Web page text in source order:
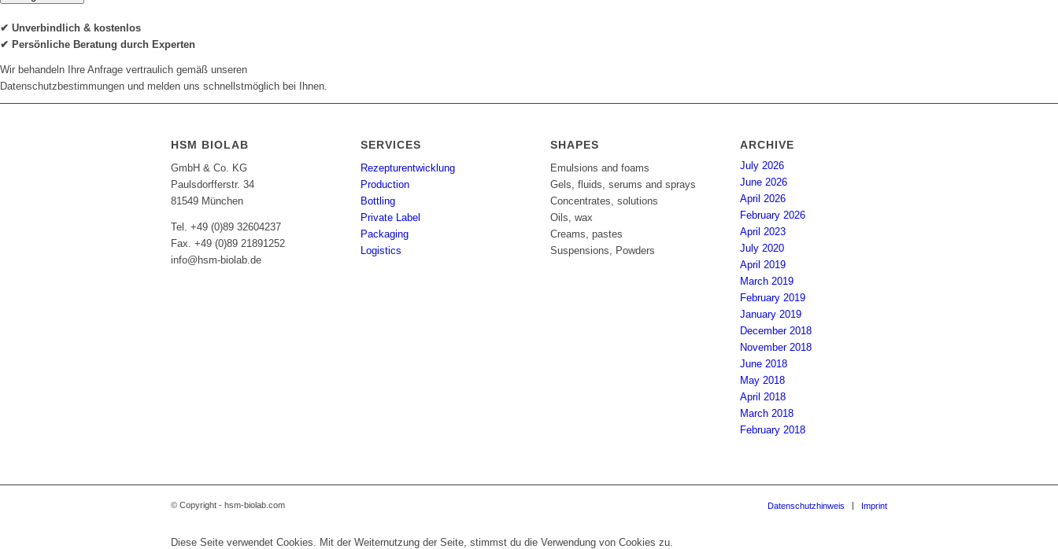
✔ Unverbindlich & kostenlos
✔ Persönliche Beratung durch Experten
Wir behandeln Ihre Anfrage vertraulich gemäß unseren
Datenschutzbestimmungen und melden uns schnellstmöglich bei Ihnen.
HSM BIOLAB
GmbH & Co. KG
Paulsdorfferstr. 34
81549 München
Tel. +49 (0)89 32604237
Fax. +49 (0)89 21891252
info@hsm-biolab.de
SERVICES
Rezepturentwicklung
Production
Bottling
Private Label
Packaging
Logistics
SHAPES
Emulsions and foams
Gels, fluids, serums and sprays
Concentrates, solutions
Oils, wax
Creams, pastes
Suspensions, Powders
ARCHIVE
July 2026
June 2026
April 2026
February 2026
April 2023
July 2020
April 2019
March 2019
February 2019
January 2019
December 2018
November 2018
June 2018
May 2018
April 2018
March 2018
February 2018
© Copyright - hsm-biolab.com Datenschutzhinweis Imprint
Diese Seite verwendet Cookies. Mit der Weiternutzung der Seite, stimmst du die Verwendung von Cookies zu.